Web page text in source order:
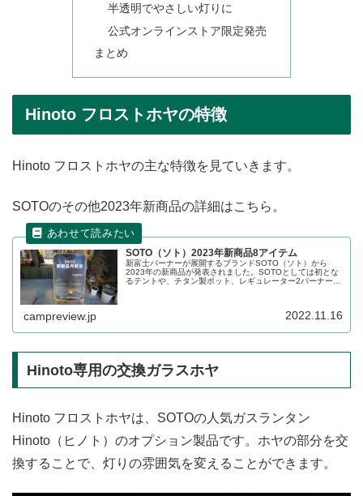
半透明でやさしい灯りに
公式オンラインストア限定発売
まとめ
Hinoto フロストホヤの特徴
Hinoto フロストホヤの主な特徴を見ていきます。
SOTOのその他2023年新商品の詳細はこちら。
SOTO（ソト）2023年新商品8アイテム
新富士バーナーが展開するブランドSOTO（ソト）から
2023年の新商品が発表されました。SOTOとしては初とな
るテントや、チタン製ポット、レギュレーター2バーナーの
campreview.jp 2022.11.16
Hinoto専用の交換ガラスホヤ
Hinoto フロストホヤは、SOTOの人気ガスランタン
Hinoto（ヒノト）のオプション製品です。ホヤの部分を交
換することで、灯りの雰囲気を変えることができます。